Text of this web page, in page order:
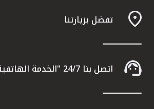
تفضل بزيارتنا
اتصل بنا 24/7 "الخدمة الهاتفية" 1803333